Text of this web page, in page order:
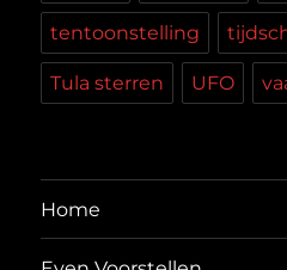
tentoonstelling
Tula sterren UFO
Home